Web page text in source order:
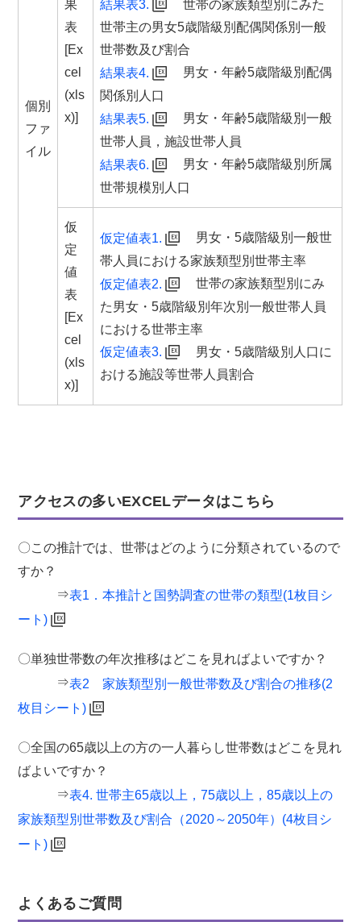
個別
ファ
イル
果
表
[Ex
cel
(xls
x)]
結果表3.
世帯の家族類型別にみた
世帯主の男女5歳階級別配偶関係別一般
世帯数及び割合
結果表4.
男女・年齢5歳階級別配偶
関係別人口
結果表5.
男女・年齢5歳階級別一般
世帯人員，施設世帯人員
結果表6.
男女・年齢5歳階級別所属
世帯規模別人口
仮
定
値
表
[Ex
cel
(xls
x)]
仮定値表1.
男女・5歳階級別一般世
帯人員における家族類型別世帯主率
仮定値表2.
世帯の家族類型別にみ
た男女・5歳階級別年次別一般世帯人員
における世帯主率
仮定値表3.
男女・5歳階級別人口に
おける施設等世帯人員割合
アクセスの多いEXCELデータはこちら
〇この推計では、世帯はどのように分類されているので
すか？
⇒表1．本推計と国勢調査の世帯の類型(1枚目シ
ート)
〇単独世帯数の年次推移はどこを見ればよいですか？
⇒表2 家族類型別一般世帯数及び割合の推移(2
枚目シート)
〇全国の65歳以上の方の一人暮らし世帯数はどこを見れ
ばよいですか？
⇒表4. 世帯主65歳以上，75歳以上，85歳以上の
家族類型別世帯数及び割合（2020～2050年）(4枚目シ
ート)
よくあるご質問